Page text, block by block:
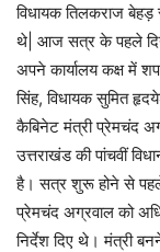
विधायक तिलकराज
थे| आज सत्र के पहले दिन
अपने कार्यालय कक्ष में
सिंह, विधायक सुमित
कैबिनेट मंत्री प्रेमचंद
उत्तराखंड की पांचवीं
है। सत्र शुरू होने से पहले
प्रेमचंद अग्रवाल को
निर्देश दिए थे। मंत्री